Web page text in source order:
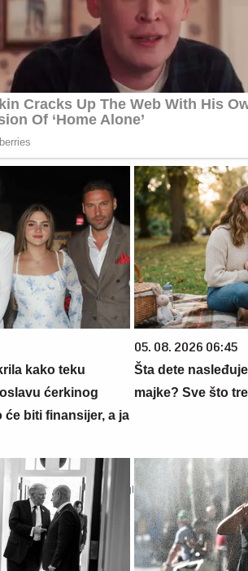
kako teku
ćerkinog
biti finansijer, a ja
05. 08. 2026 06:45
Šta dete
majke? Sve što